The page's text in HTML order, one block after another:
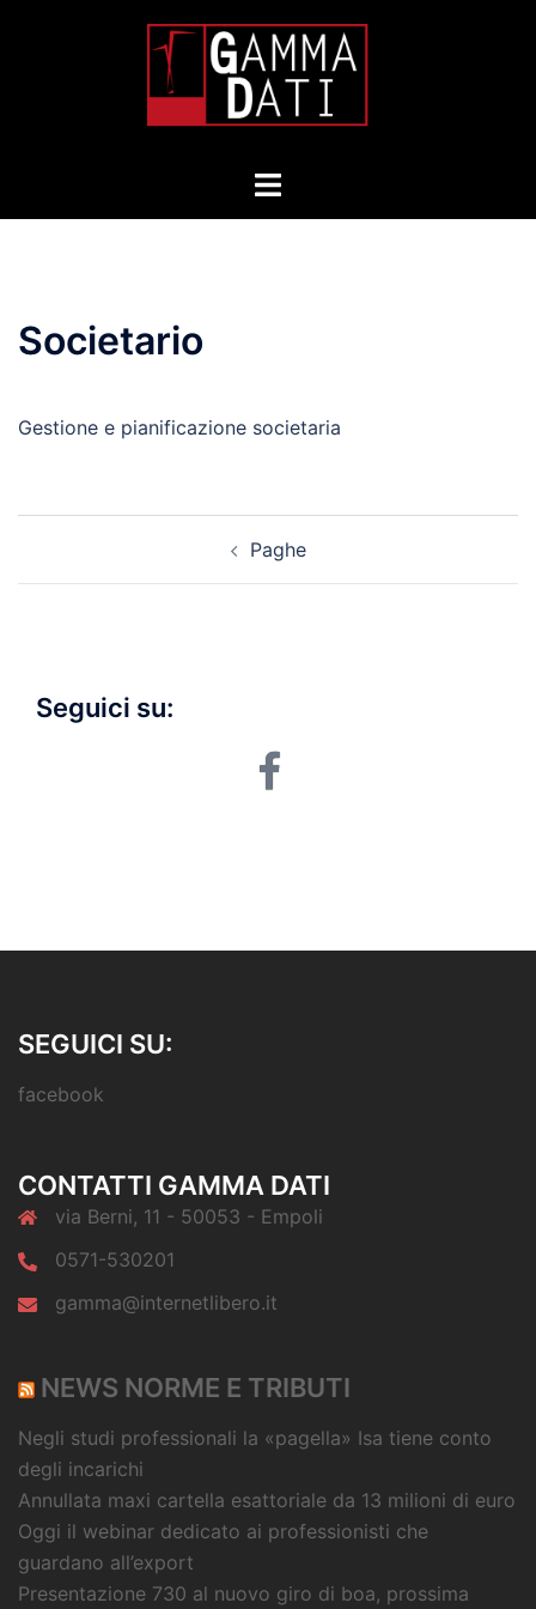
Toggle
Societario
Gestione e pianificazione societaria
Paghe
Seguici su:
facebook
SEGUICI SU:
facebook
CONTATTI GAMMA DATI
via Berni, 11 - 50053 - Empoli
0571-530201
gamma@internetlibero.it
NEWS NORME E TRIBUTI
Negli studi professionali la «pagella» Isa tiene conto
degli incarichi
Annullata maxi cartella esattoriale da 13 milioni di euro
Oggi il webinar dedicato ai professionisti che
guardano all’export
Presentazione 730 al nuovo giro di boa, prossima